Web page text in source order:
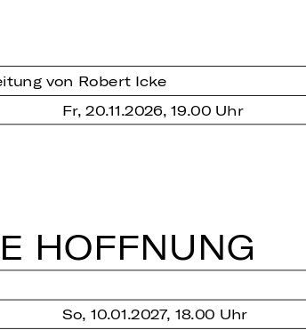
von Robert Icke
Fr, 20.11.2026, 19.00 Uhr
HOFF­NUNG
So, 10.01.2027, 18.00 Uhr